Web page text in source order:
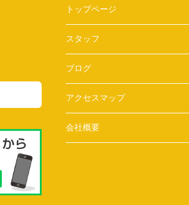
トップページ
スタッフ
ブログ
アクセスマップ
会社概要